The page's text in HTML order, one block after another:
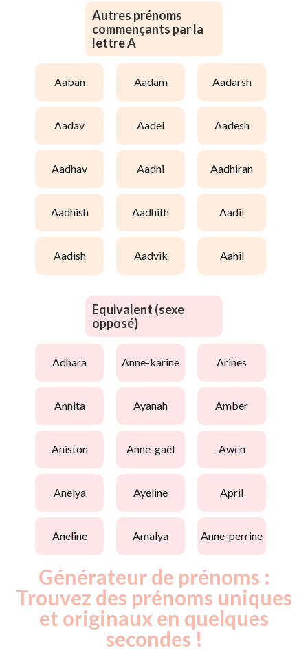
Autres prénoms
commençants par la
lettre A
aaban aadam aadarsh
aadav aadel aadesh
aadhav aadhi aadhiran
aadhish aadhith aadil
aadish aadvik aahil
Equivalent (sexe
opposé)
adhara anne-karine arines
annita ayanah amber
aniston anne-gaël awen
anelya ayeline april
aneline amalya anne-perrine
Générateur de prénoms :
Trouvez des prénoms uniques
et originaux en quelques
secondes !